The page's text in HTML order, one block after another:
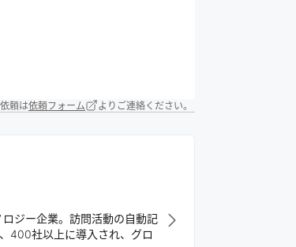
頼は依頼フォーム よりご連絡ください。
ジー企業。訪問活動の自動記
400社以上に導入され、グロ